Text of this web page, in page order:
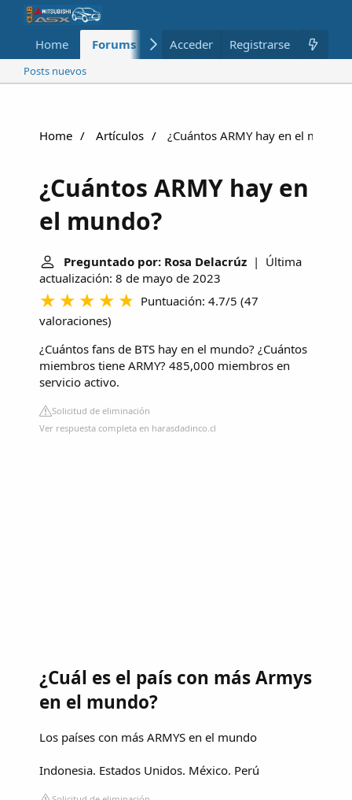
Home Forums Nuevo Miembros
Acceder Registrarse
Posts nuevos
Home Artículos ¿Cuántos ARMY hay en el mundo?
¿Cuántos ARMY hay en
el mundo?
Preguntado por: Rosa Delacrúz | Última
actualización: 8 de mayo de 2023
Puntuación: 4.7/5 (47
valoraciones)
¿Cuántos fans de BTS hay en el mundo? ¿Cuántos
miembros tiene ARMY? 485,000 miembros en
servicio activo.
Solicitud de eliminación
Ver respuesta completa en harasdadinco.cl
¿Cuál es el país con más Armys
en el mundo?
Los países con más ARMYS en el mundo
Indonesia. Estados Unidos. México. Perú